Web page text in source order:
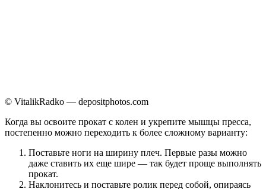
© VitalikRadko — depositphotos.com
Когда вы освоите прокат с колен и укрепите мышцы пресса,
постепенно можно переходить к более сложному варианту:
Поставьте ноги на ширину плеч. Первые разы можно
даже ставить их еще шире — так будет проще выполнять
прокат.
Наклонитесь и поставьте ролик перед собой, опираясь